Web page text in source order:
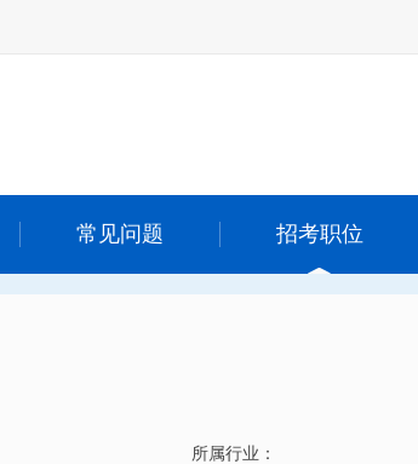
常见问题 招考职位
所属行业：